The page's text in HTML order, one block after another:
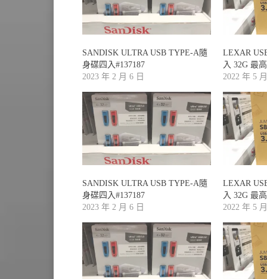
SANDISK ULTRA USB TYPE-A隨
身碟四入#137187
2023 年 2 月 6 日
LEXAR
入 32G 最
2022 年 5
SANDISK ULTRA USB TYPE-A隨
身碟四入#137187
2023 年 2 月 6 日
LEXAR
入 32G 最
2022 年 5